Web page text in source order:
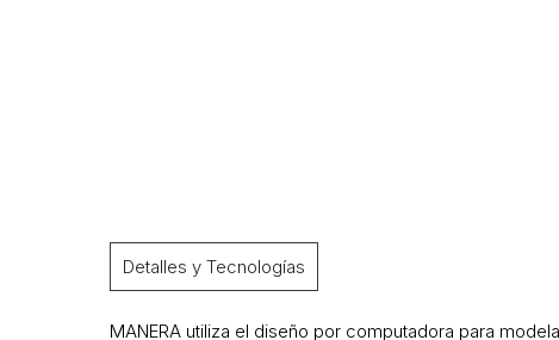
Detalles y Tecnologías
MANERA utiliza el diseño por computadora para